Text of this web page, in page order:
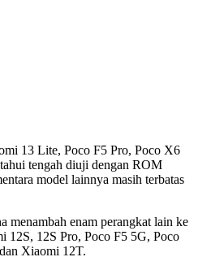
13 Lite, Poco F5 Pro, Poco X6
tengah diuji dengan ROM
model lainnya masih terbatas
menambah enam perangkat lain ke
12S, 12S Pro, Poco F5 5G, Poco
Xiaomi 12T.